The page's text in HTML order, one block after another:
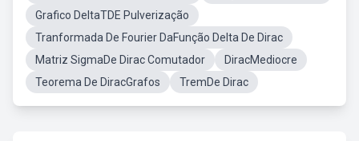
Grafico DeltaTDE Pulverização
Tranformada De Fourier DaFunção Delta De Dirac
Matriz SigmaDe Dirac Comutador
DiracMediocre
Teorema De DiracGrafos
TremDe Dirac